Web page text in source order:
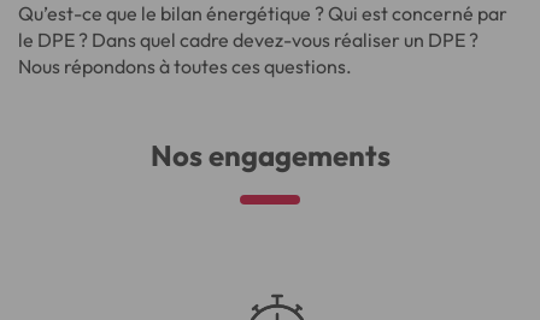
Qu’est-ce que le bilan énergétique ? Qui est concerné par
le DPE ? Dans quel cadre devez-vous réaliser un DPE ?
Nous répondons à toutes ces questions.
Nos engagements